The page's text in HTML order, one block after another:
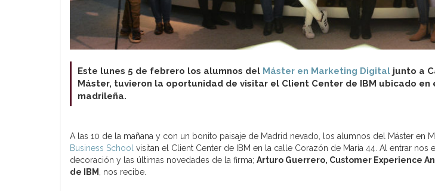
Este lunes 5 de febrero los alumnos del Máster en Marketing Digital junto a
Máster, tuvieron la oportunidad de visitar el Client Center de IBM ubicado
madrileña.
A las 10 de la mañana y con un bonito paisaje de Madrid nevado, los alumnos del Máster en
Business School visitan el Client Center de IBM en la calle Corazón de María 44. Al entrar nos
decoración y las últimas novedades de la firma; Arturo Guerrero, Customer Experience
de IBM
, nos recibe.